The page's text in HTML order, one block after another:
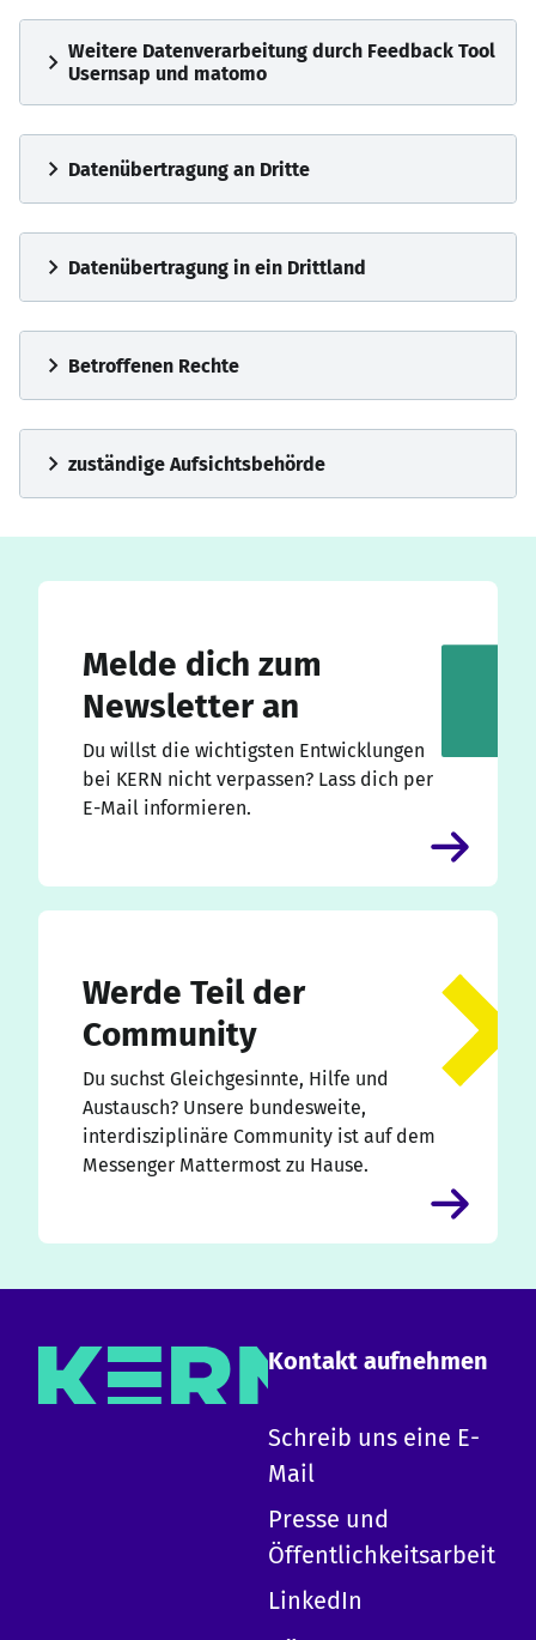
chevron_right Weitere Datenverarbeitung durch Feedback Tool
Usernsap und matomo
chevron_right Datenübertragung an Dritte
chevron_right Datenübertragung in ein Drittland
chevron_right Betroffenen Rechte
chevron_right zuständige Aufsichtsbehörde
Melde dich zum
Newsletter an
Du willst die wichtigsten Entwicklungen
bei KERN nicht verpassen? Lass dich per
E-Mail informieren.
Werde Teil der
Community
Du suchst Gleichgesinnte, Hilfe und
Austausch? Unsere bundesweite,
interdisziplinäre Community ist auf dem
Messenger Mattermost zu Hause.
Kontakt aufnehmen
Schreib uns eine E-
Mail
Presse und
Öffentlichkeitsarbeit
LinkedIn
Ich bin die KERN KI und kann zu allen Inhalten
auf dieser Website Auskunft geben.